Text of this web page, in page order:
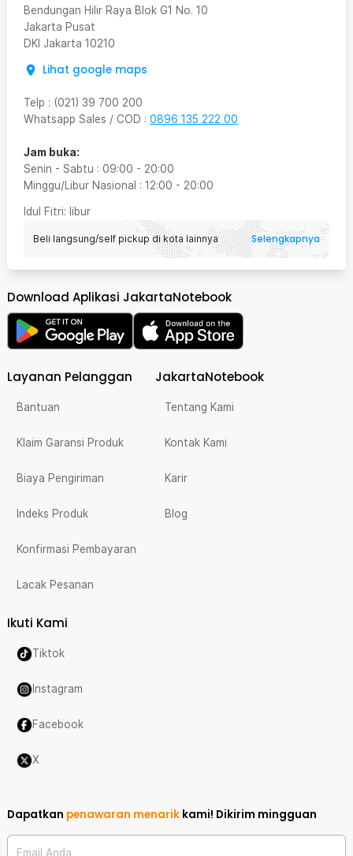
Bendungan Hilir Raya Blok G1 No. 10
Jakarta Pusat
DKI Jakarta 10210
Lihat google maps
Telp : (021) 39 700 200
Whatsapp Sales / COD : 0896 135 222 00
Jam buka:
Senin - Sabtu : 09:00 - 20:00
Minggu/Libur Nasional : 12:00 - 20:00
Idul Fitri: libur
Beli langsung/self pickup di kota lainnya Selengkapnya
Download Aplikasi JakartaNotebook
Layanan Pelanggan
Bantuan
Klaim Garansi Produk
Biaya Pengiriman
Indeks Produk
Konfirmasi Pembayaran
Lacak Pesanan
JakartaNotebook
Tentang Kami
Kontak Kami
Karir
Blog
Ikuti Kami
Tiktok
Instagram
Facebook
X
Dapatkan penawaran menarik kami! Dikirim mingguan
Email Anda